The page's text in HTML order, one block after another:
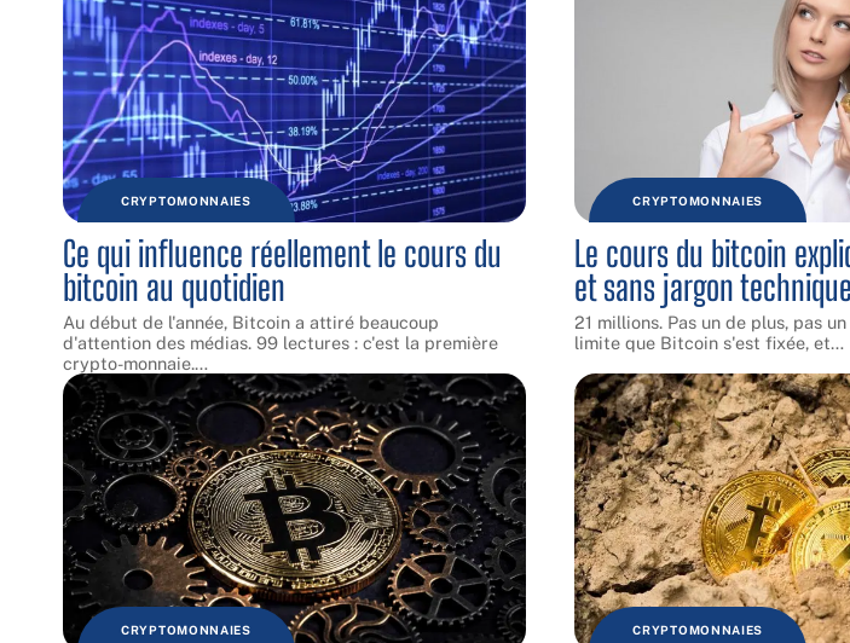
CRYPTOMONNAIES
Ce qui influence réellement le cours du
bitcoin au quotidien
Au début de l'année, Bitcoin a attiré beaucoup
d'attention des médias. 99 lectures : c'est la première
crypto-monnaie.…
CRYPTOMONNAIES
Le cours du bitcoin
et sans jargon
21 millions. Pas un de plus, pas
limite que Bitcoin s'est fixée, et…
CRYPTOMONNAIES CRYPTOMONNAIES